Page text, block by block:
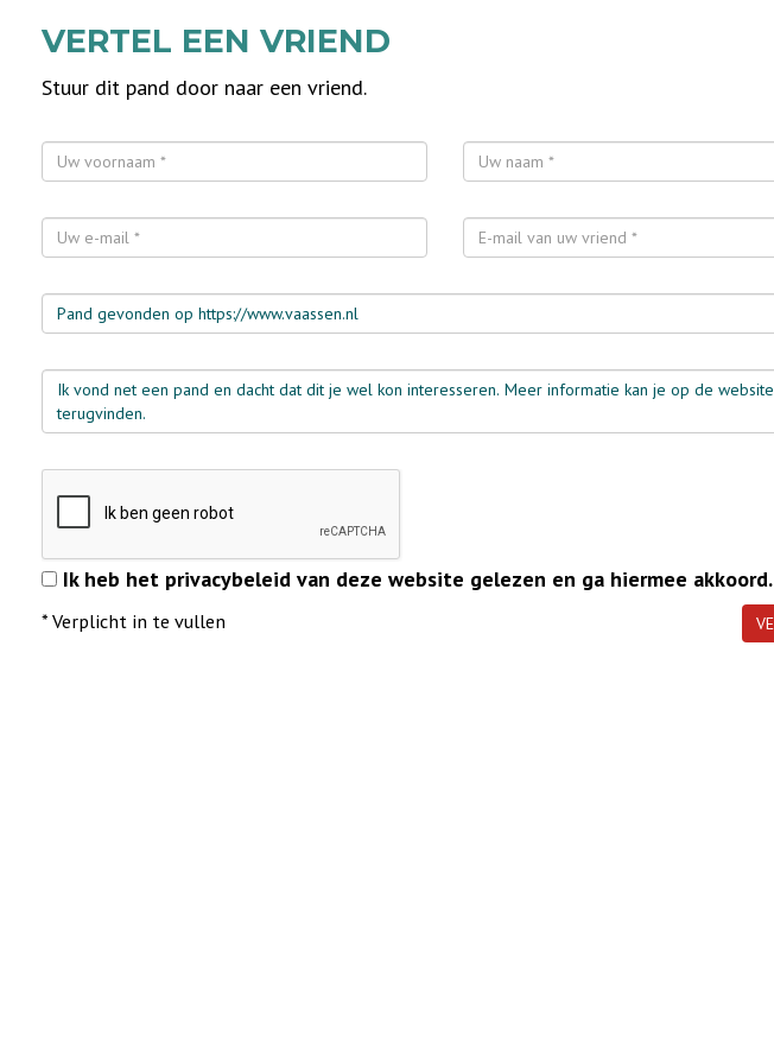
VERTEL EEN VRIEND
Stuur dit pand door naar een vriend.
Ik heb het privacybeleid van deze website gelezen en ga hiermee akkoord.
* Verplicht in te vullen